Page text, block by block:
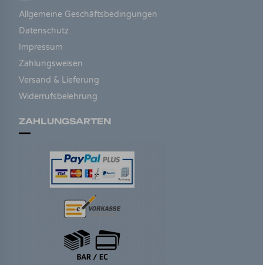
Allgemeine Geschäftsbedingungen
Datenschutz
Impressum
Zahlungsweisen
Versand & Lieferung
Widerrufsbelehrung
ZAHLUNGSARTEN